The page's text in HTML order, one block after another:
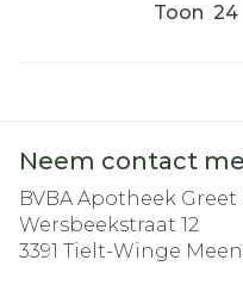
Toon
Neem contact
BVBA Apotheek Greet
Wersbeekstraat 12
3391 Tielt-Winge